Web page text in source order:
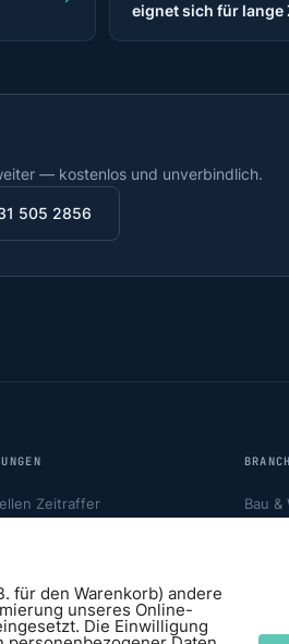
eignet sich für
— kostenlos und unverbindlich.
505 2856
Zeitraffer
System
Bau &
für den Warenkorb) andere
unseres Online-
Die Einwilligung